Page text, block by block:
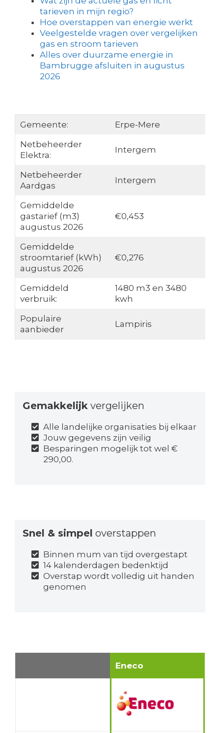
tarieven in mijn regio?
Hoe overstappen van energie werkt
Veelgestelde vragen over vergelijken
gas en stroom tarieven
Alles over duurzame energie in
Bambrugge afsluiten in augustus
2026
Gemeente:
Erpe-Mere
Netbeheerder
Elektra:
Intergem
Netbeheerder
Aardgas
Intergem
Gemiddelde
gastarief (m3)
augustus 2026
€0,453
Gemiddelde
stroomtarief (kWh)
augustus 2026
€0,276
Gemiddeld
verbruik:
1480 m3 en 3480
kwh
Populaire
aanbieder
Lampiris
Gemakkelijk vergelijken
Alle landelijke organisaties bij elkaar
Jouw gegevens zijn veilig
Besparingen mogelijk tot wel €
290,00.
Snel & simpel overstappen
Binnen mum van tijd overgestapt
14 kalenderdagen bedenktijd
Overstap wordt volledig uit handen
genomen
Eneco